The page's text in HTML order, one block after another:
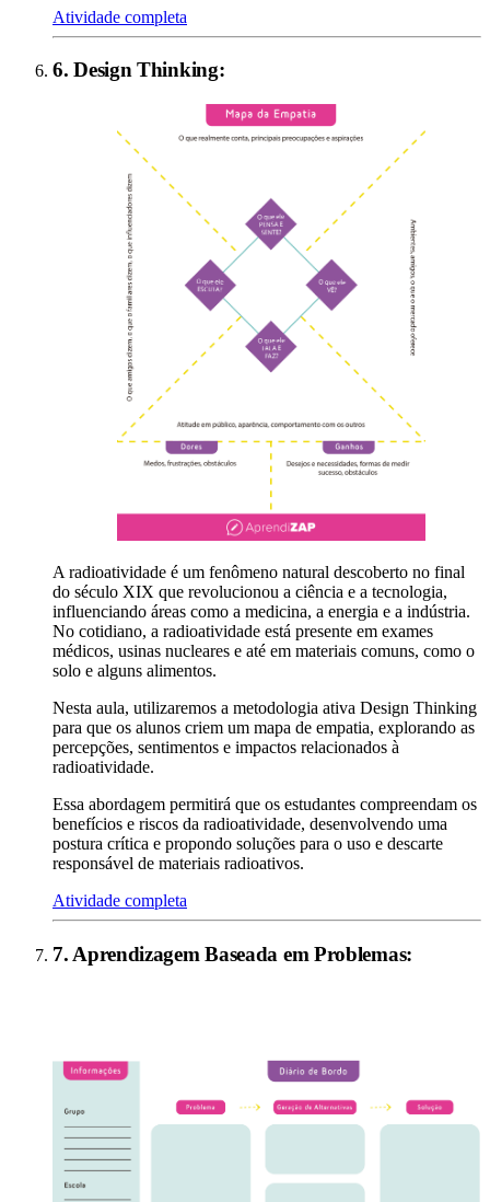
Atividade completa
6.Design Thinking:
A radioatividade é um fenômeno natural descoberto no final
do século XIX que revolucionou a ciência e a tecnologia,
influenciando áreas como a medicina, a energia e a indústria.
No cotidiano, a radioatividade está presente em exames
médicos, usinas nucleares e até em materiais comuns, como o
solo e alguns alimentos.
Nesta aula, utilizaremos a metodologia ativa Design Thinking
para que os alunos criem um mapa de empatia, explorando as
percepções, sentimentos e impactos relacionados à
radioatividade.
Essa abordagem permitirá que os estudantes compreendam os
benefícios e riscos da radioatividade, desenvolvendo uma
postura crítica e propondo soluções para o uso e descarte
responsável de materiais radioativos.
Atividade completa
7. Aprendizagem Baseada em Problemas: